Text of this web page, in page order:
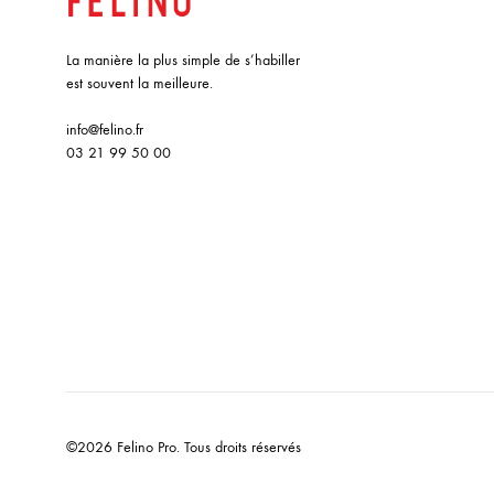
La manière la plus simple de s’habiller
est souvent la meilleure.
info@felino.fr
03 21 99 50 00
©2026 Felino Pro. Tous droits réservés